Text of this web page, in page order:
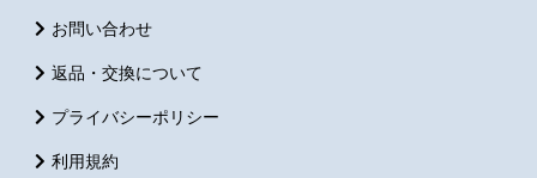
お問い合わせ
返品・交換について
プライバシーポリシー
利用規約